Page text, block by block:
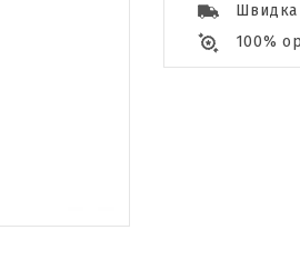
Швидка
100%